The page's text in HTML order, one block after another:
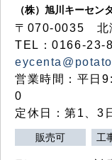
（株）旭川キーセン
〒070-0035 北
TEL：0166-23-
営業時間：平
0
定休日：第1、3
販売可 工